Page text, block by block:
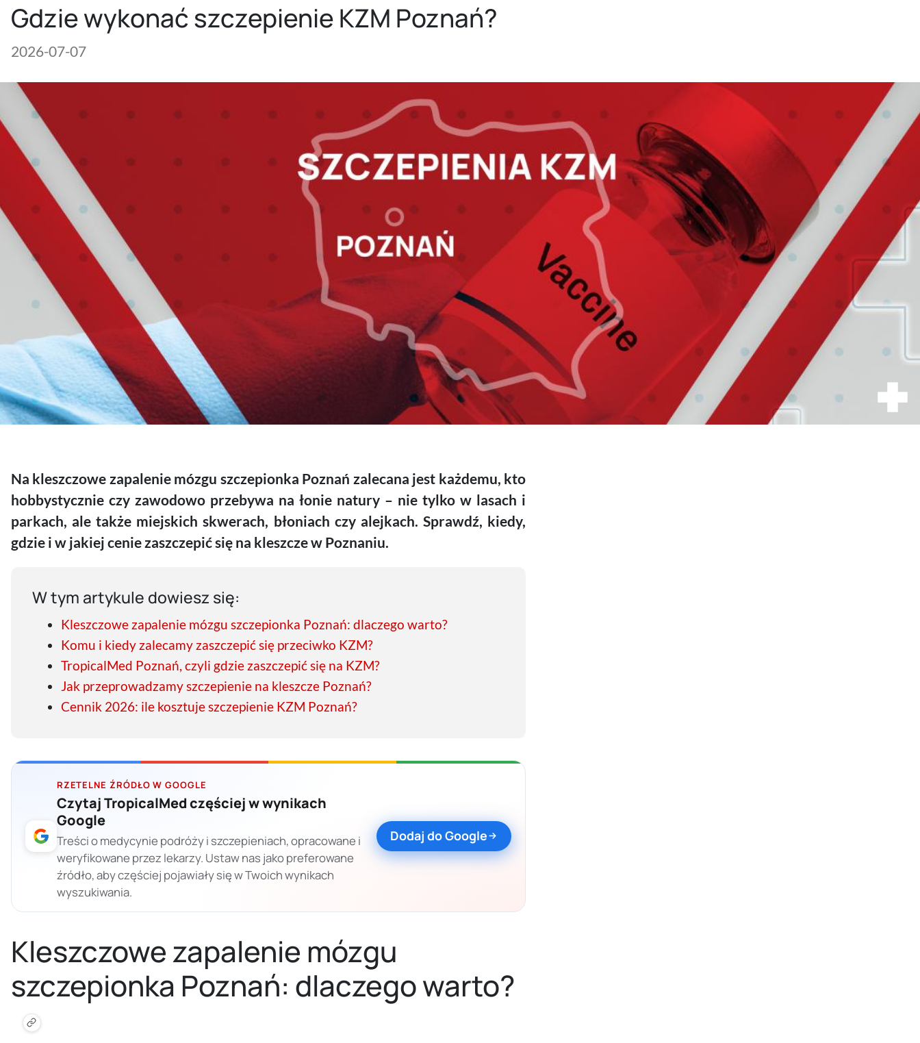
Gdzie wykonać szczepienie KZM Poznań?
2026-07-07
Na kleszczowe zapalenie mózgu szczepionka Poznań zalecana jest każdemu, kto
hobbystycznie czy zawodowo przebywa na łonie natury – nie tylko w lasach i
parkach, ale także miejskich skwerach, błoniach czy alejkach. Sprawdź, kiedy,
gdzie i w jakiej cenie zaszczepić się na kleszcze w Poznaniu.
W tym artykule dowiesz się:
Kleszczowe zapalenie mózgu szczepionka Poznań: dlaczego warto?
Komu i kiedy zalecamy zaszczepić się przeciwko KZM?
TropicalMed Poznań, czyli gdzie zaszczepić się na KZM?
Jak przeprowadzamy szczepienie na kleszcze Poznań?
Cennik 2026: ile kosztuje szczepienie KZM Poznań?
RZETELNE ŹRÓDŁO W GOOGLE
Czytaj TropicalMed częściej w wynikach
Google
Treści o medycynie podróży i szczepieniach, opracowane i
weryfikowane przez lekarzy. Ustaw nas jako preferowane
źródło, aby częściej pojawiały się w Twoich wynikach
wyszukiwania.
Dodaj do Google
Kleszczowe zapalenie mózgu
szczepionka Poznań: dlaczego warto?